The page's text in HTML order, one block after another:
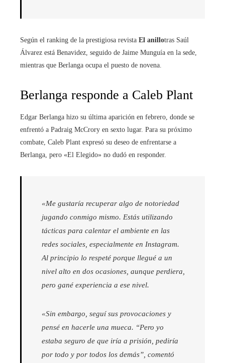
Según el ranking de la prestigiosa revista El anillotras Saúl
Álvarez está Benavidez, seguido de Jaime Munguía en la sede,
mientras que Berlanga ocupa el puesto de novena.
Berlanga responde a Caleb Plant
Edgar Berlanga hizo su última aparición en febrero, donde se
enfrentó a Padraig McCrory en sexto lugar. Para su próximo
combate, Caleb Plant expresó su deseo de enfrentarse a
Berlanga, pero «El Elegido» no dudó en responder.
«Me gustaría recuperar algo de notoriedad
jugando conmigo mismo. Estás utilizando
tácticas para calentar el ambiente en las
redes sociales, especialmente en Instagram.
Al principio lo respeté porque llegué a un
nivel alto en dos ocasiones, aunque perdiera,
pero gané experiencia a ese nivel.
«Sin embargo, seguí sus provocaciones y
pensé en hacerle una mueca. “Pero yo
estaba seguro de que iría a prisión, pediría
por todo y por todos los demás”, comentó